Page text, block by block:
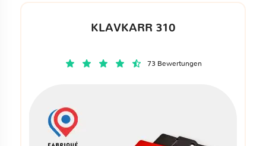
KLAVKARR 310
73 Bewertungen